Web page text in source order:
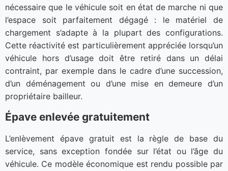
nécessaire que le véhicule soit en état de marche ni que
l’espace soit parfaitement dégagé : le matériel de
chargement s’adapte à la plupart des configurations.
Cette réactivité est particulièrement appréciée lorsqu’un
véhicule hors d’usage doit être retiré dans un délai
contraint, par exemple dans le cadre d’une succession,
d’un déménagement ou d’une mise en demeure d’un
propriétaire bailleur.
Épave enlevée gratuitement
L’enlèvement épave gratuit est la règle de base du
service, sans exception fondée sur l’état ou l’âge du
véhicule. Ce modèle économique est rendu possible par